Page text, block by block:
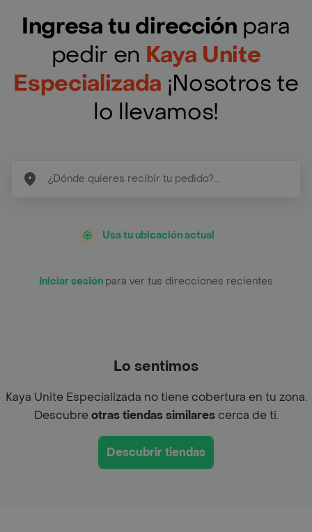
Ingresa tu dirección para
pedir en Kaya Unite
Especializada ¡Nosotros te
lo llevamos!
Usa tu ubicación actual
Iniciar sesión para ver tus direcciones recientes
Lo sentimos
Kaya Unite Especializada no tiene cobertura en tu zona.
Descubreotras tiendas similarescerca de ti.
Descubrir tiendas